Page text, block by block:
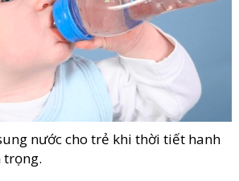
nước cho trẻ khi thời tiết hanh
trọng.